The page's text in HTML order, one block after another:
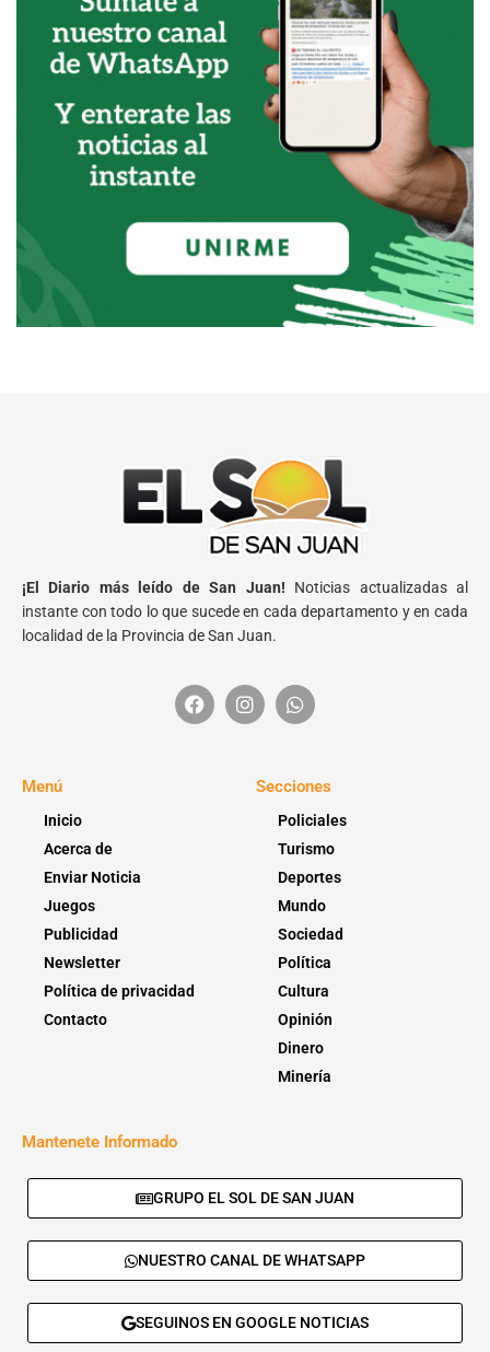
¡El Diario más leído de San Juan! Noticias actualizadas al
instante con todo lo que sucede en cada departamento y en cada
localidad de la Provincia de San Juan.
Menú
Inicio
Acerca de
Enviar Noticia
Juegos
Publicidad
Newsletter
Política de privacidad
Contacto
Secciones
Policiales
Turismo
Deportes
Mundo
Sociedad
Política
Cultura
Opinión
Dinero
Minería
Mantenete Informado
GRUPO EL SOL DE SAN JUAN
NUESTRO CANAL DE WHATSAPP
SEGUINOS EN GOOGLE NOTICIAS